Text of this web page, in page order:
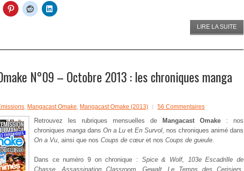
LIRE LA SUITE
N°09 – Octobre 2013 : les chroniques manga
, Mangacast Omake, Mangacast Omake (2013) 56 Commentaires
Retrouvez les rubriques mensuelles de Mangacast Omake : nos
chroniques manga dans On a Lu et En Survol, nos chroniques animé dans
On a Vu, ainsi que nos Coups de cœuret nos Coups de gueule.
Dans ce numéro 9 on chronique : Spice & Wolf, 103e Escadrille de
Chasse, Assassination Classroom, Gewalt, Le Temps des Cerisiers,